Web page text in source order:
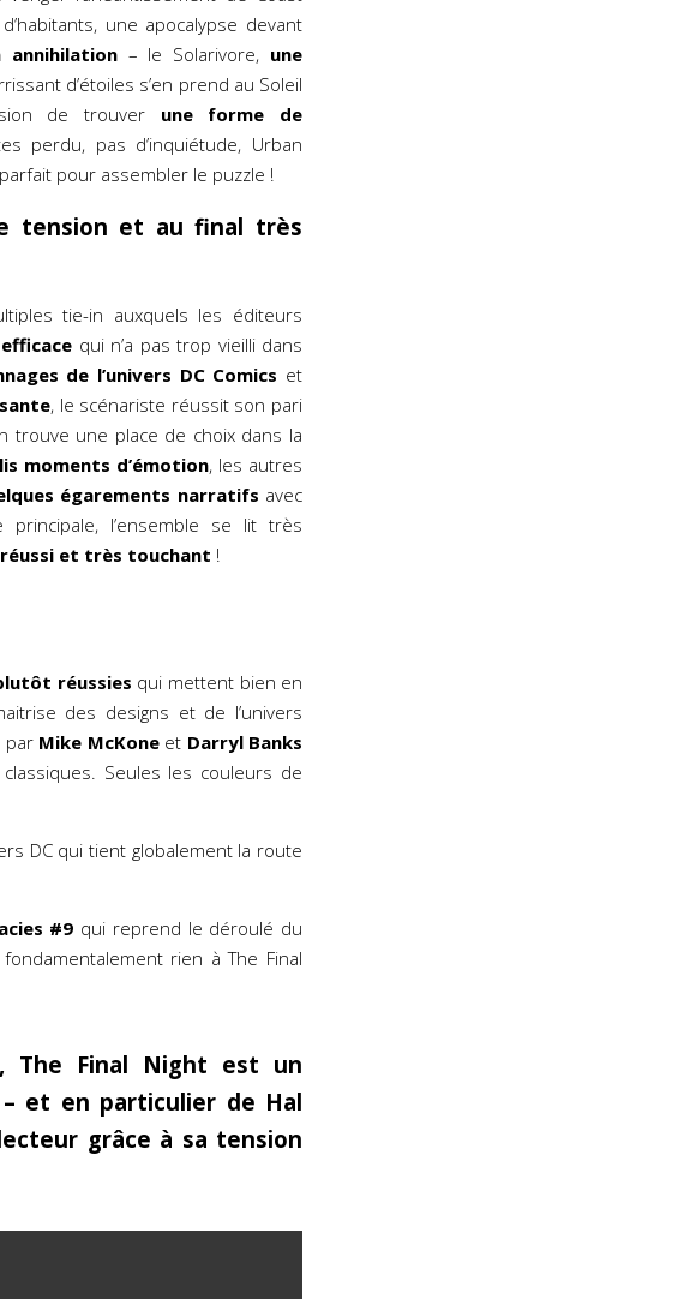
une apocalypse devant
annihilation– le Solarivore, une
d’étoiles s’en prend au Soleil
de trouver une forme de
perdu, pas d’inquiétude, Urban
pour assembler le puzzle !
tension et au final très
tie-in auxquels les éditeurs
qui n’a pas trop vieilli dans
de l’univers DC Comics et
, le scénariste réussit son pari
trouve une place de choix dans la
moments d’émotion, les autres
égarements narratifs avec
l’ensemble se lit très
réussi et très touchant !
réussies qui mettent bien en
des designs et de l’univers
par Mike McKoneet Darryl Banks
Seules les couleurs de
DC qui tient globalement la route
#9 qui reprend le déroulé du
rien à The Final
The Final Night est un
– et en particulier de Hal
grâce à sa tension